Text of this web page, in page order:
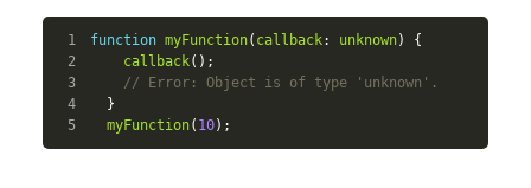
1
2
3
4
5
function myFunction( callback: unknown)
{
callback();
// Error: Object is of type 'unknown'.
}
myFunction( 10);